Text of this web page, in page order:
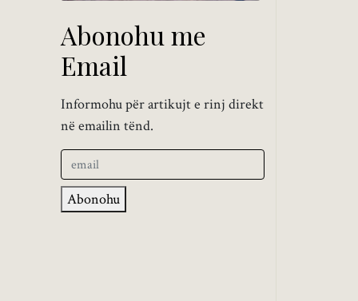
Abonohu me
Email
Informohu për artikujt e rinj direkt
në emailin tënd.
Abonohu